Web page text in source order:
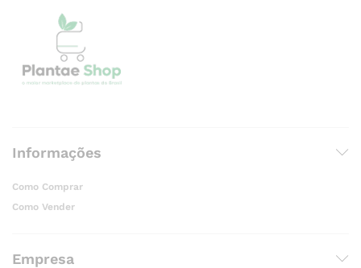
Informações
Como Comprar
Como Vender
Empresa